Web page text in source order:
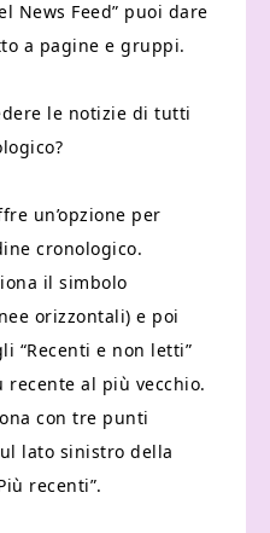
News Feed” puoi dare
a pagine e gruppi.
le notizie di tutti
un’opzione per
cronologico.
il simbolo
orizzontali) e poi
“Recenti e non letti”
al più vecchio.
con tre punti
lato sinistro della
recenti”.